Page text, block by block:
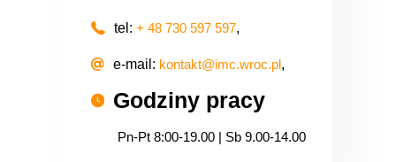
tel: + 48 730 597 597,
e-mail: kontakt@imc.wroc.pl,
Godziny pracy
Pn-Pt 8:00-19.00 | Sb 9.00-14.00